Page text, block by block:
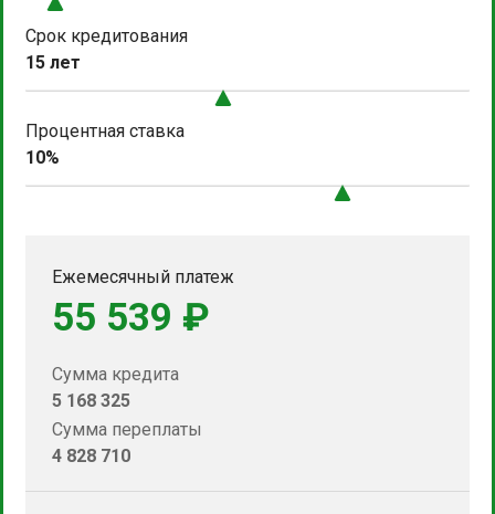
Срок кредитования
15 лет
Процентная ставка
10%
Ежемесячный платеж
55 539 ₽
Сумма кредита
5 168 325
Сумма переплаты
4 828 710